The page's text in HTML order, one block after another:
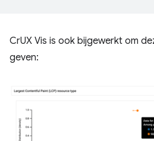
CrUX Vis is ook bijgewerkt om
geven: